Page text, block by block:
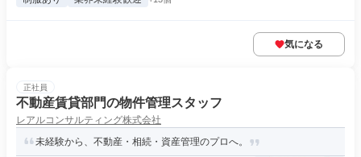
気になる
正社員
不動産賃貸部門の物件管理スタッフ
レアルコンサルティング株式会社
未経験から、不動産・相続・資産管理のプロへ。